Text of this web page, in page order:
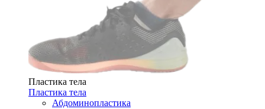
Пластика тела
Пластика тела
Абдоминопластика